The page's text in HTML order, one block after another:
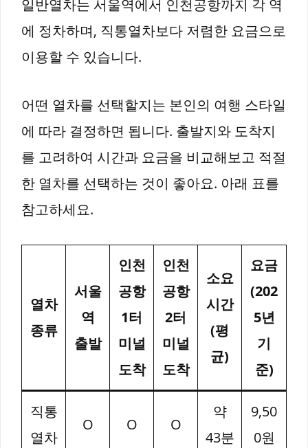
일반열차는 서울역에서 인천공항까지 각 역
에 정차하며, 직통열차보다 저렴한 요금으로
이용할 수 있습니다.
어떤 열차를 선택할지는 본인의 여행 스타일
에 따라 결정하면 됩니다. 출발지와 도착지
를 고려하여 시간과 요금을 비교해보고 적절
한 열차를 선택하는 것이 좋아요. 아래 표를
참고하세요.
열차
종류
서울
역
출발
인천
공항
1터
미널
도착
인천
공항
2터
미널
도착
소요
시간
(평
균)
요금
(202
5년
기
준)
직통
열차
O O O
약
43분
9,50
0원